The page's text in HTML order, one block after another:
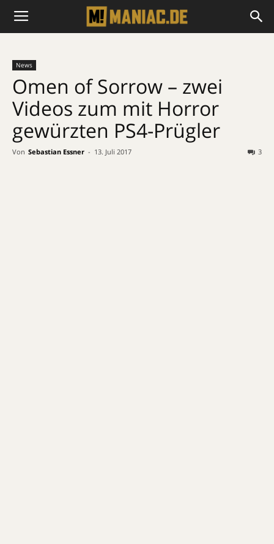
News
Omen of Sorrow – zwei
Videos zum mit Horror
gewürzten PS4-Prügler
Von Sebastian Essner - 13. Juli 2017 3